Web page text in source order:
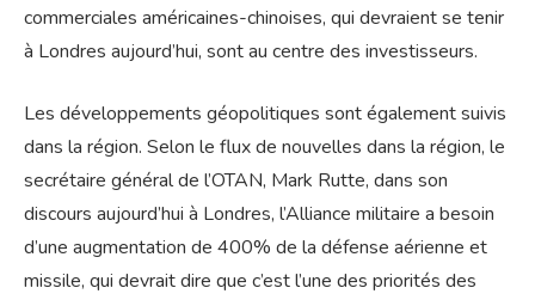
commerciales américaines-chinoises, qui devraient se tenir
à Londres aujourd’hui, sont au centre des investisseurs.
Les développements géopolitiques sont également suivis
dans la région. Selon le flux de nouvelles dans la région, le
secrétaire général de l’OTAN, Mark Rutte, dans son
discours aujourd’hui à Londres, l’Alliance militaire a besoin
d’une augmentation de 400% de la défense aérienne et
missile, qui devrait dire que c’est l’une des priorités des